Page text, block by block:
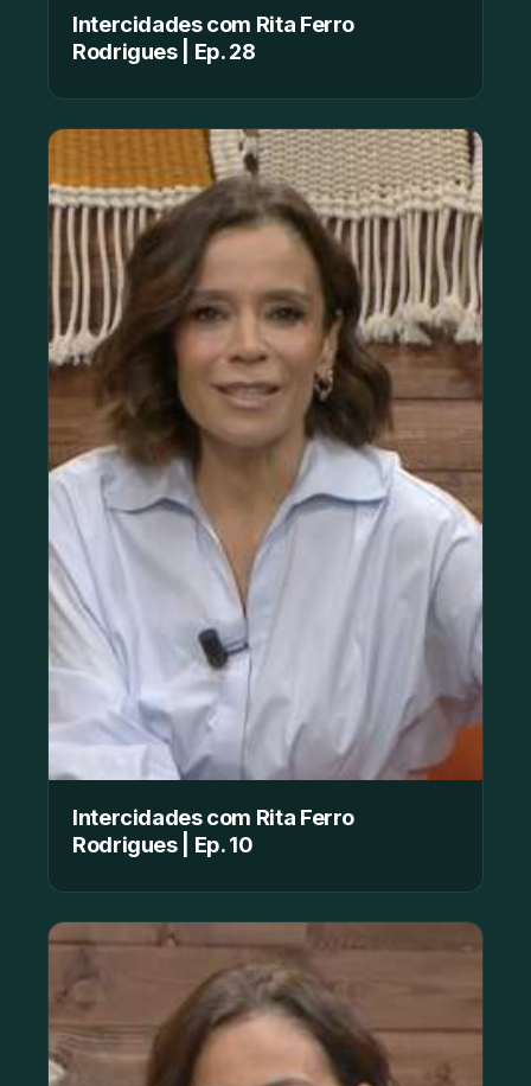
Intercidades com Rita Ferro
Rodrigues | Ep. 28
Intercidades com Rita Ferro
Rodrigues | Ep. 10